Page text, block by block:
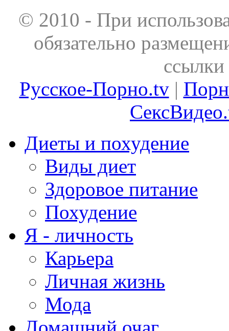
© 2010 - При
обязательно
ссылки
Русское-Порно.tv|
Диеты и похудение
Виды диет
Здоровое питание
Похудение
Я - личность
Карьера
Личная жизнь
Мода